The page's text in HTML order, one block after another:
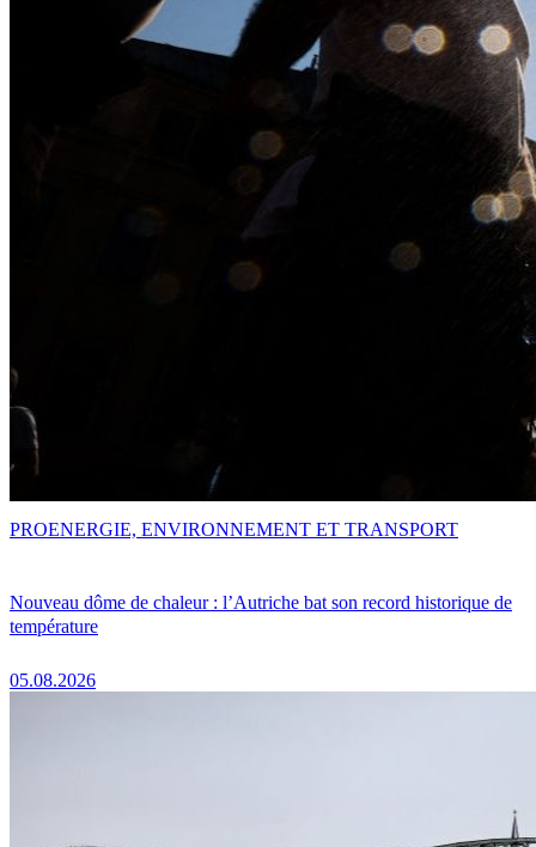
Nouveau dôme de chaleur : l’Autriche bat son record historique de
température
05.08.2026
PROENERGIE, ENVIRONNEMENT ET TRANSPORT